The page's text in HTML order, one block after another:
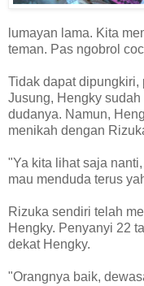
lumayan lama. Kita
teman. Pas ngobrol
Tidak dapat
Jusung, Hengky
dudanya. Namun,
menikah dengan
"Ya kita lihat saja
mau menduda terus
Rizuka sendiri telah
Hengky. Penyanyi 22
dekat Hengky.
"Orangnya baik,